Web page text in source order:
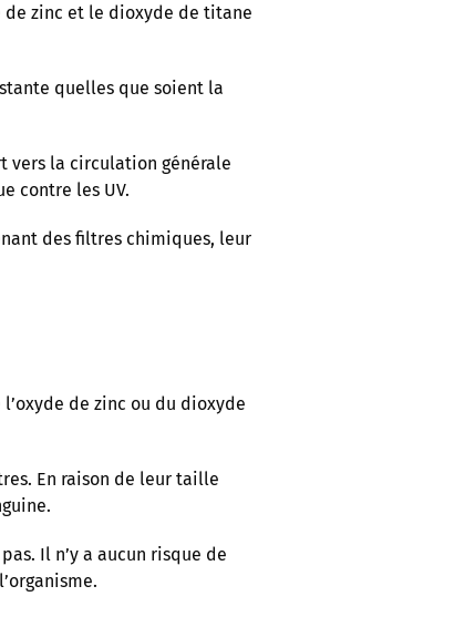
de zinc et le dioxyde de titane
quelles que soient la
vers la circulation générale
contre les UV.
des filtres chimiques, leur
de zinc ou du dioxyde
En raison de leur taille
Il n’y a aucun risque de